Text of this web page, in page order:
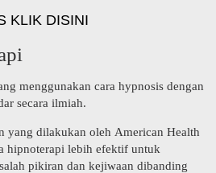
KLIK DISINI
menggunakan cara hypnosis dengan
secara ilmiah.
yang dilakukan oleh American Health
hipnoterapi lebih efektif untuk
pikiran dan kejiwaan dibanding